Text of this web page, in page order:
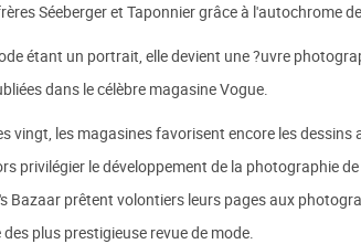
Séeberger et Taponnier grâce à l'autochrome
étant un portrait, elle devient une ?uvre
dans le célèbre magasine Vogue.
vingt, les magasines favorisent encore les
privilégier le développement de la photographie
Bazaar prêtent volontiers leurs pages aux
plus prestigieuse revue de mode.